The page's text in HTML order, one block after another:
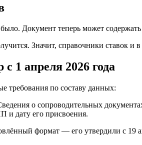
Документ теперь может содержать
Значит, справочники ставок
1 апреля 2026 года
требования по составу данных:
о сопроводительных
и дату его присвоения.
формат — его утвердили с 19